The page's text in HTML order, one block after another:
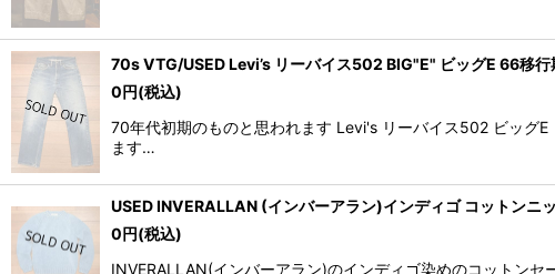
70s VTG/USED Levi’s リーバイス502 BIG"E" ビッグE 66移
0円(税込)
70年代初期のものと思われます Levi's リーバイス502 ビッグ
ます…
USED INVERALLAN (インバーアラン)インディゴ コットンニ
0円(税込)
INVERALLAN(インバーアラン)のインディゴ染めのコットン